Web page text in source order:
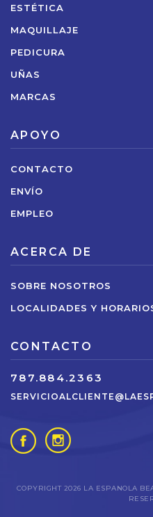
CARTA
DIPPING
$15.00
POLISH
DIP
0.5
PINK
$2.49
ESTÉTICA
MAQUILLAJE
PEDICURA
UÑAS
MARCAS
APOYO
CONTACTO
ENVÍO
EMPLEO
ACERCA DE
SOBRE NOSOTROS
LOCALIDADES Y
CONTACTO
787.884.2363
COPYRIGHT 2026 LA ESPANOLA